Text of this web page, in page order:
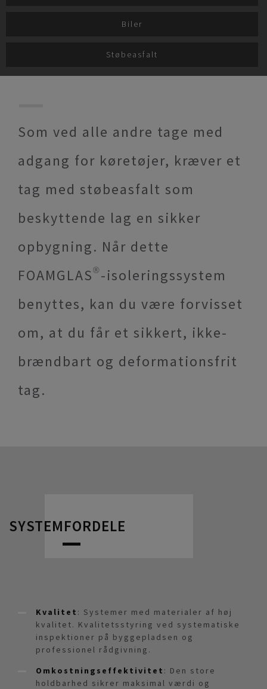
Biler
Støbeasfalt
Som ved alle andre tage med
adgang for køretøjer, kræver et
tag med støbeasfalt som
beskyttende lag en sikker
opbygning. Når dette
FOAMGLAS®-isoleringssystem
benyttes, kan du være forvisset
om, at du får et sikkert, ikke-
brændbart og deformationsfrit
tag.
SYSTEMFORDELE
Kvalitet : Systemer med materialer af høj
kvalitet. Kvalitetsstyring ved systematiske
inspektioner på byggepladsen og
professionel rådgivning.
Omkostningseffektivitet : Den store
holdbarhed sikrer maksimal værdi og